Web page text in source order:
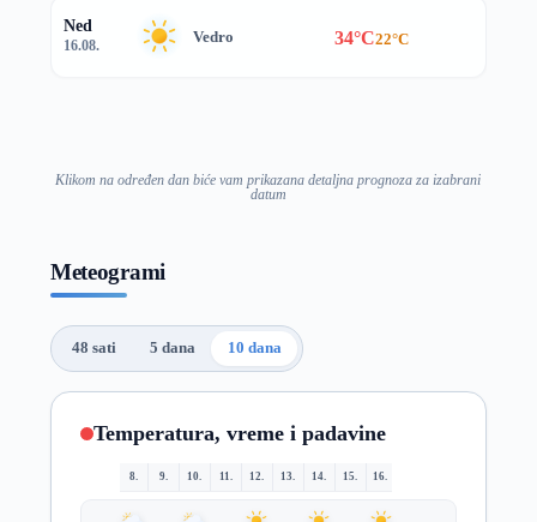
Ned
16.08. Vedro 34°C22°C
Klikom na određen dan biće vam prikazana detaljna prognoza za izabrani
datum
Meteogrami
48 sati 5 dana 10 dana
Temperatura, vreme i padavine
8. 9. 10. 11. 12. 13. 14. 15. 16.